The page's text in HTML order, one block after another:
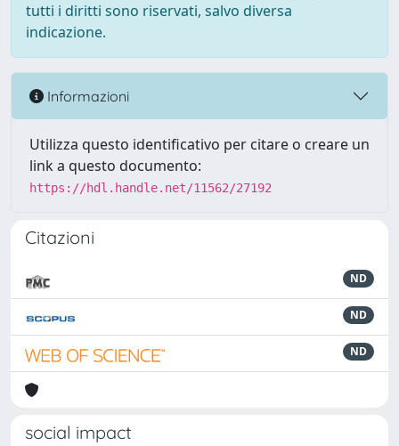
tutti i diritti sono riservati, salvo diversa
indicazione.
Informazioni
Utilizza questo identificativo per citare o creare un
link a questo documento:
https://hdl.handle.net/11562/27192
Citazioni
ND
ND
ND
social impact